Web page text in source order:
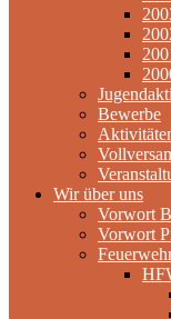
Bewerbe
Wir über uns
Vorwort
Vorwort